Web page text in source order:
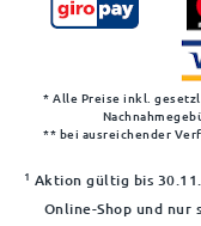
* Alle Preise inkl.
** bei ausreichender
1 Aktion gültig bis
Online-Shop und nur